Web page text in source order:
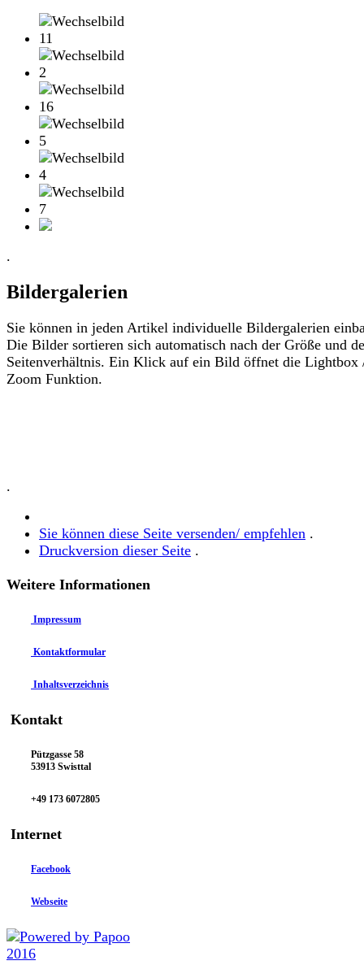
.
Bildergalerien
Sie können in jeden Artikel individuelle Bildergalerien
Die Bilder sortieren sich automatisch nach der Größe und
Seitenverhältnis. Ein Klick auf ein Bild öffnet die Lightbox
Zoom Funktion.
.
Sie können diese Seite versenden/ empfehlen .
Druckversion dieser Seite .
Weitere Informationen
Impressum
Kontaktformular
Inhaltsverzeichnis
Kontakt
Pützgasse 58
53913 Swisttal
+49 173 6072805
Internet
Facebook
Webseite